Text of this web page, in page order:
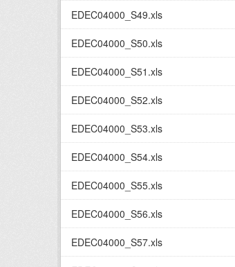
EDEC04000_S49.xls
EDEC04000_S50.xls
EDEC04000_S51.xls
EDEC04000_S52.xls
EDEC04000_S53.xls
EDEC04000_S54.xls
EDEC04000_S55.xls
EDEC04000_S56.xls
EDEC04000_S57.xls